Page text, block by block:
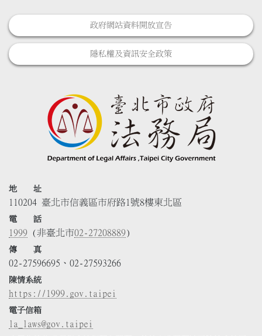
政府網站資料開放宣告
隱私權及資訊安全政策
地 址
110204 臺北市信義區市府路1號8樓東北區
電 話
1999 (非臺北市02-27208889)
傳 真
02-27596695、02-27593266
陳情系統
https://1999.gov.taipei
電子信箱
la_laws@gov.taipei